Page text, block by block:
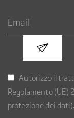
Autorizzo il
Regolamento (UE)
protezione dei dati).